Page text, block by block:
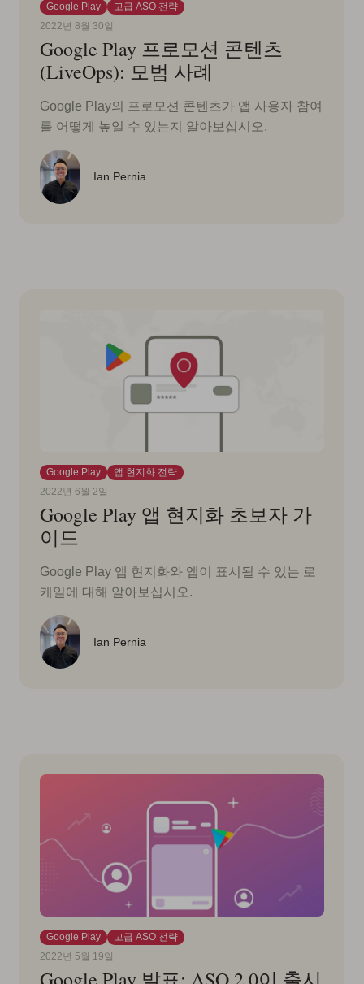
Google Play
고급 ASO 전략
2022년 8월 30일
Google Play 프로모션 콘텐츠
(LiveOps): 모범 사례
Google Play의 프로모션 콘텐츠가 앱 사용자 참여
를 어떻게 높일 수 있는지 알아보십시오.
Ian Pernia
Google Play
앱 현지화 전략
2022년 6월 2일
Google Play 앱 현지화 초보자 가
이드
Google Play 앱 현지화와 앱이 표시될 수 있는 로
케일에 대해 알아보십시오.
Ian Pernia
Google Play
고급 ASO 전략
2022년 5월 19일